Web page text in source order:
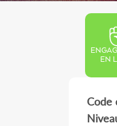
EN
Code